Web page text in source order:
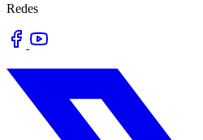
Redes